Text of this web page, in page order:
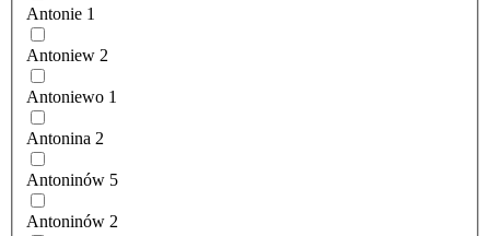
Antonie 1
Antoniew 2
Antoniewo 1
Antonina 2
Antoninów 5
Antoninów 2